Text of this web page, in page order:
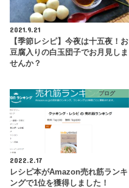
2021.9.21
【季節レシピ】今夜は十五夜！お
豆腐入りの白玉団子でお月見しま
せんか？
ブログ
2022.2.17
レシピ本がAmazon売れ筋ランキ
ングで1位を獲得しました！